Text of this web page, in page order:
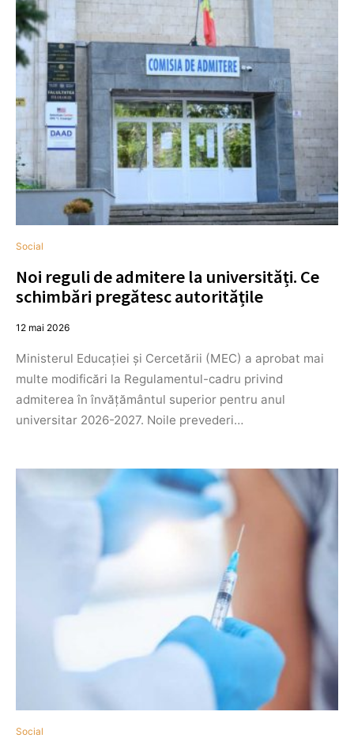
Social
Noi reguli de admitere la universități. Ce
schimbări pregătesc autoritățile
12 mai 2026
Ministerul Educației și Cercetării (MEC) a aprobat mai
multe modificări la Regulamentul-cadru privind
admiterea în învățământul superior pentru anul
universitar 2026-2027. Noile prevederi…
Social